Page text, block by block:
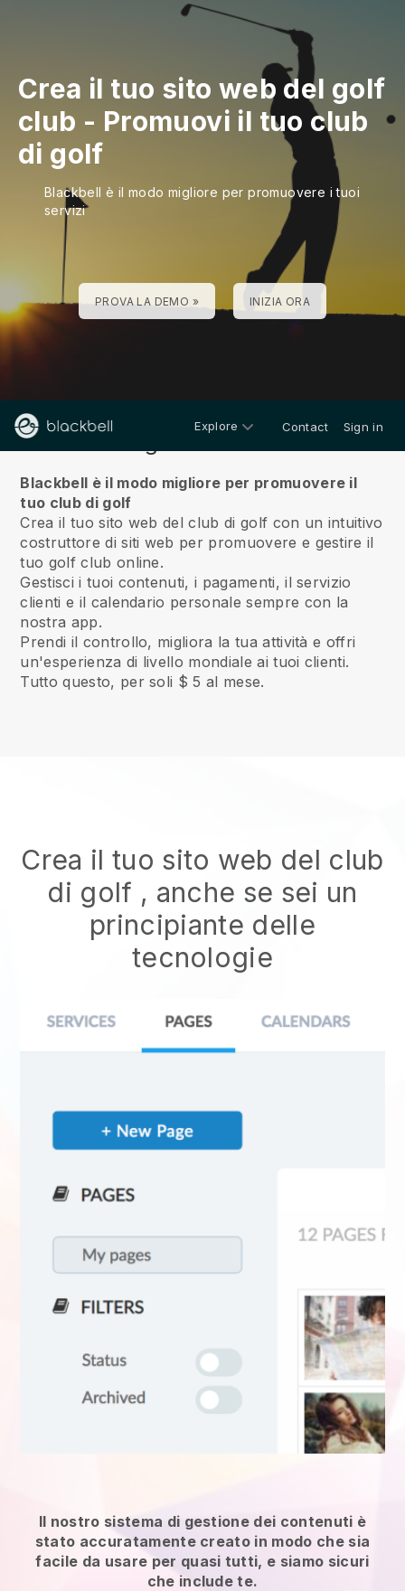
Crea il tuo sito web del golf
club - Promuovi il tuo club
di golf
Blackbell è il modo migliore per promuovere i tuoi
servizi
PROVA LA DEMO » INIZIA ORA
Explore Contact Sign in
Blackbell è il modo migliore per promuovere il
tuo club di golf
Crea il tuo sito web del club di golf con un intuitivo
costruttore di siti web per promuovere e gestire il
tuo golf club online.
Gestisci i tuoi contenuti, i pagamenti, il servizio
clienti e il calendario personale sempre con la
nostra app.
Prendi il controllo, migliora la tua attività e offri
un'esperienza di livello mondiale ai tuoi clienti.
Tutto questo, per soli $ 5 al mese.
Crea il tuo sito web del club
di golf , anche se sei un
principiante delle
tecnologie
Il nostro sistema di gestione dei contenuti è
stato accuratamente creato in modo che sia
facile da usare per quasi tutti, e siamo sicuri
che include te.